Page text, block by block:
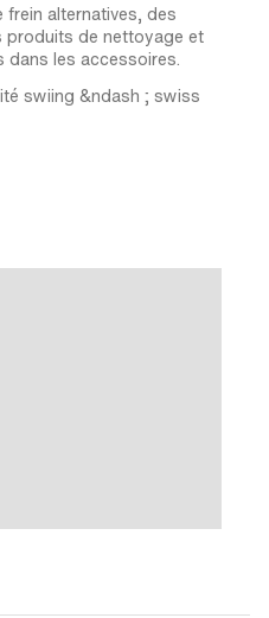
alternatives, des
produits de nettoyage et
les accessoires.
swiing &ndash ; swiss